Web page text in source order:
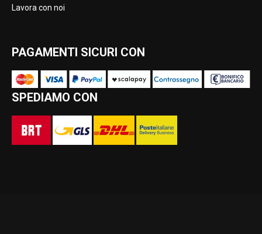
Lavora con noi
PAGAMENTI SICURI CON
SPEDIAMO CON